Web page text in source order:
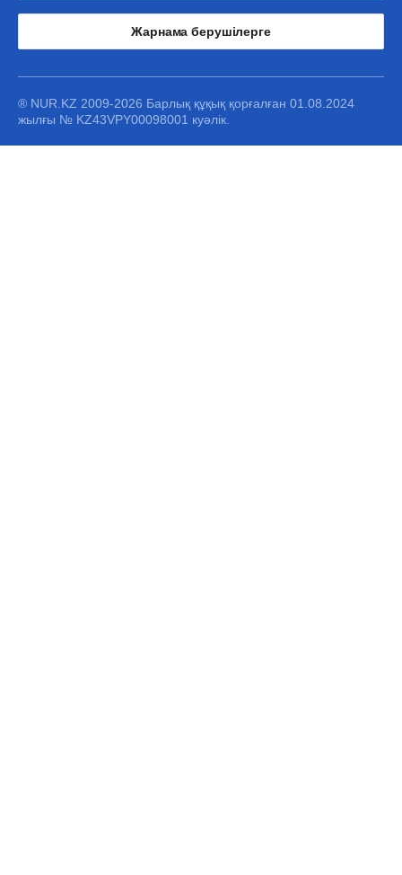
Жарнама берушілерге
® NUR.KZ 2009-2026 Барлық құқық қорғалған 01.08.2024
жылғы № KZ43VPY00098001 куәлік.